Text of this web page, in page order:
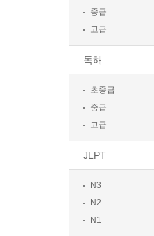
중급
고급
독해
초중급
중급
고급
JLPT
N3
N2
N1